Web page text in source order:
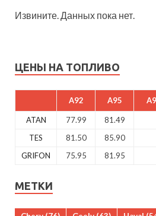
Извините. Данных пока нет.
ЦЕНЫ НА ТОПЛИВО
A92 A95
ATAN 77.99 81.49
TES
81.50 85.90
GRIFON
75.95 81.95
МЕТКИ